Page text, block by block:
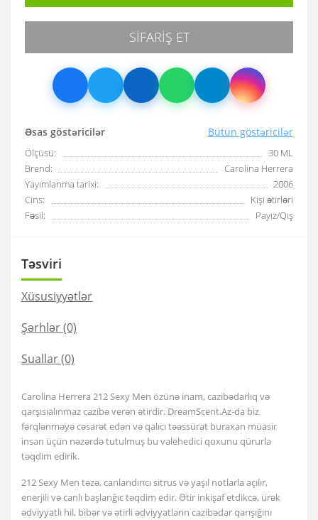
Əsas göstəricilər Bütün göstəricilər
Ölçüsü:
30 ML
Brend:
Carolina Herrera
Yayımlanma tarixi:
2006
Cins:
Kişi ətirləri
Fəsil:
Payız/Qış
SIFARIŞ ET
Təsviri
Xüsusiyyətlər
Şərhlər (0)
Suallar(0)
Carolina Herrera 212 Sexy Men özünə inam, cazibədarlıq və
qarşısıalınmaz cazibə verən ətirdir. DreamScent.Az-da biz
fərqlənməyə cəsarət edən və qalıcı təəssürat buraxan müasir
insan üçün nəzərdə tutulmuş bu valehedici qoxunu qürurla
təqdim edirik.
212 Sexy Men təzə, canlandırıcı sitrus və yaşıl notlarla açılır,
enerjili və canlı başlanğıc təqdim edir. Ətir inkişaf etdikcə, ürək
ədviyyatlı hil, bibər və ətirli ədviyyatların cazibədar qarışığını